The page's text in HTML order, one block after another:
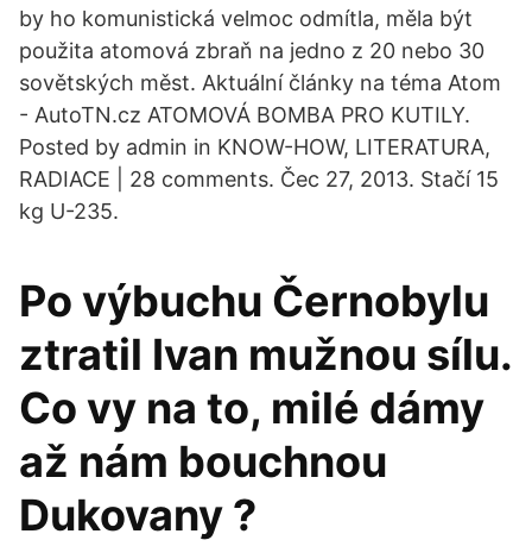
by ho komunistická velmoc odmítla, měla být
použita atomová zbraň na jedno z 20 nebo 30
sovětských měst. Aktuální články na téma Atom
- AutoTN.cz ATOMOVÁ BOMBA PRO KUTILY.
Posted by admin in KNOW-HOW, LITERATURA,
RADIACE | 28 comments. Čec 27, 2013. Stačí 15
kg U-235.
Po výbuchu Černobylu
ztratil Ivan mužnou sílu.
Co vy na to, milé dámy
až nám bouchnou
Dukovany ?